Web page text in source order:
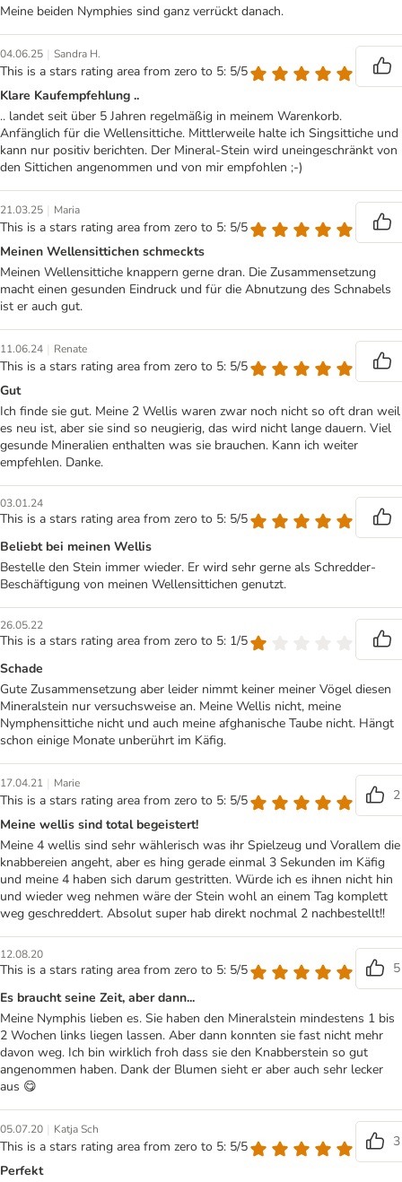
Meine beiden Nymphies sind ganz verrückt danach.
04.06.25 | Sandra H.
This is a stars rating area from zero to 5: 5/5
Klare Kaufempfehlung ..
.. landet seit über 5 Jahren regelmäßig in meinem Warenkorb.
Anfänglich für die Wellensittiche. Mittlerweile halte ich Singsittiche und
kann nur positiv berichten. Der Mineral-Stein wird uneingeschränkt von
den Sittichen angenommen und von mir empfohlen ;-)
21.03.25 | Maria
This is a stars rating area from zero to 5: 5/5
Meinen Wellensittichen schmeckts
Meinen Wellensittiche knappern gerne dran. Die Zusammensetzung
macht einen gesunden Eindruck und für die Abnutzung des Schnabels
ist er auch gut.
11.06.24 | Renate
This is a stars rating area from zero to 5: 5/5
Gut
Ich finde sie gut. Meine 2 Wellis waren zwar noch nicht so oft dran weil
es neu ist, aber sie sind so neugierig, das wird nicht lange dauern. Viel
gesunde Mineralien enthalten was sie brauchen. Kann ich weiter
empfehlen. Danke.
03.01.24
This is a stars rating area from zero to 5: 5/5
Beliebt bei meinen Wellis
Bestelle den Stein immer wieder. Er wird sehr gerne als Schredder-
Beschäftigung von meinen Wellensittichen genutzt.
26.05.22
This is a stars rating area from zero to 5: 1/5
Schade
Gute Zusammensetzung aber leider nimmt keiner meiner Vögel diesen
Mineralstein nur versuchsweise an. Meine Wellis nicht, meine
Nymphensittiche nicht und auch meine afghanische Taube nicht. Hängt
schon einige Monate unberührt im Käfig.
17.04.21 | Marie
This is a stars rating area from zero to 5: 5/5
2
Meine wellis sind total begeistert!
Meine 4 wellis sind sehr wählerisch was ihr Spielzeug und Vorallem die
knabbereien angeht, aber es hing gerade einmal 3 Sekunden im Käfig
und meine 4 haben sich darum gestritten. Würde ich es ihnen nicht hin
und wieder weg nehmen wäre der Stein wohl an einem Tag komplett
weg geschreddert. Absolut super hab direkt nochmal 2 nachbestellt!!
12.08.20
This is a stars rating area from zero to 5: 5/5
5
Es braucht seine Zeit, aber dann...
Meine Nymphis lieben es. Sie haben den Mineralstein mindestens 1 bis
2 Wochen links liegen lassen. Aber dann konnten sie fast nicht mehr
davon weg. Ich bin wirklich froh dass sie den Knabberstein so gut
angenommen haben. Dank der Blumen sieht er aber auch sehr lecker
aus 😋
05.07.20 | Katja Sch
This is a stars rating area from zero to 5: 5/5
3
Perfekt